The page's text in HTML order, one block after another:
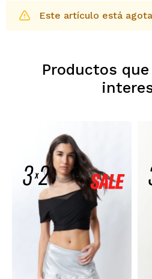
Este artículo está
Productos